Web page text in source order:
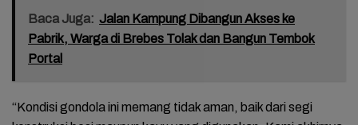
Baca Juga: Jalan Kampung Dibangun Akses ke
Pabrik, Warga di Brebes Tolak dan Bangun Tembok
Portal
“Kondisi gondola ini memang tidak aman, baik dari segi